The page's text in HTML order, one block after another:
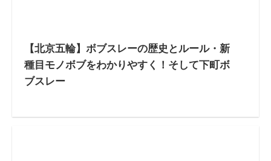
【北京五輪】ボブスレーの歴史とルール・新
種目モノボブをわかりやすく！そして下町ボ
ブスレー